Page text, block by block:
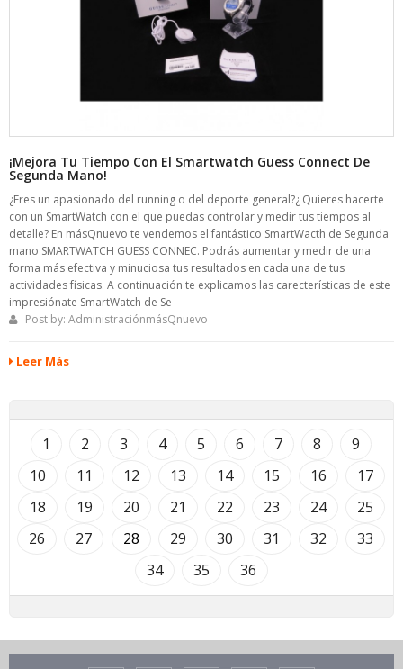
¡Mejora Tu Tiempo Con El Smartwatch Guess Connect De
Segunda Mano!
¿Eres un apasionado del running o del deporte general?¿ Quieres hacerte
con un SmartWatch con el que puedas controlar y medir tus tiempos al
detalle? En másQnuevo te vendemos el fantástico SmartWacth de Segunda
mano SMARTWATCH GUESS CONNEC. Podrás aumentar y medir de una
forma más efectiva y minuciosa tus resultados en cada una de tus
actividades físicas. A continuación te explicamos las carecterísticas de este
impresiónate SmartWatch de Se
Post by: AdministraciónmásQnuevo
Leer Más
1 2 3 4 5 6 7 8
9
10
11 12 13 14 15 16
17
18
19 20 21 22 23 24
25
26
27 28 29 30 31 32
33
34
35 36